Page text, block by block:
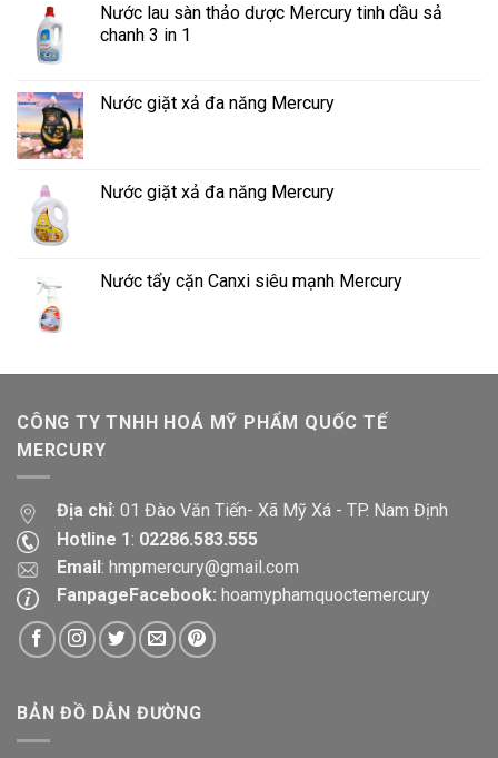
Nước lau sàn thảo dược Mercury tinh dầu sả
chanh 3 in 1
Nước giặt xả đa năng Mercury
Nước giặt xả đa năng Mercury
Nước tẩy cặn Canxi siêu mạnh Mercury
CÔNG TY TNHH HOÁ MỸ PHẨM QUỐC TẾ
MERCURY
Địa chỉ: 01 Đào Văn Tiến- Xã Mỹ Xá - TP. Nam Định
Hotline 1: 02286.583.555
Email: hmpmercury@gmail.com
FanpageFacebook: hoamyphamquoctemercury
BẢN ĐỒ DẪN ĐƯỜNG